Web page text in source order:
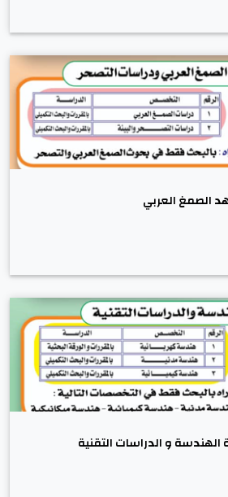
الصمغ العربي
الهندسة و الدراسات التقنية